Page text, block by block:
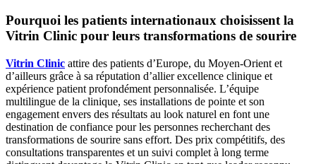
Pourquoi les patients internationaux choisissent la
Vitrin Clinic pour leurs transformations de sourire
Vitrin Clinic attire des patients d’Europe, du Moyen-Orient et
d’ailleurs grâce à sa réputation d’allier excellence clinique et
expérience patient profondément personnalisée. L’équipe
multilingue de la clinique, ses installations de pointe et son
engagement envers des résultats au look naturel en font une
destination de confiance pour les personnes recherchant des
transformations de sourire sans effort. Des prix compétitifs, des
consultations transparentes et un suivi complet à long terme